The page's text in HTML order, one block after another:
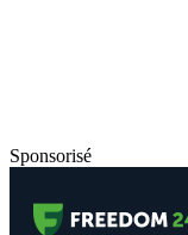
Sponsorisé